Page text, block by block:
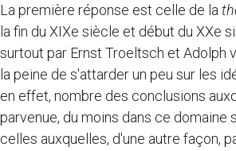
La première réponse est celle de la
la fin du XIXe siècle et début du XXe
surtout par Ernst Troeltsch et Adolph
la peine de s'attarder un peu sur les
en effet, nombre des conclusions
parvenue, du moins dans ce domaine
celles auxquelles, d'une autre façon,